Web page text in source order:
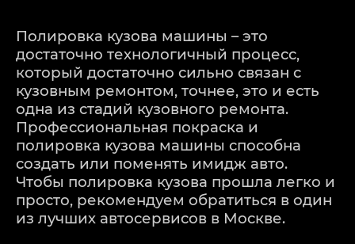
Полировка кузова машины – это
достаточно технологичный процесс,
который достаточно сильно связан с
кузовным ремонтом, точнее, это и есть
одна из стадий кузовного ремонта.
Профессиональная покраска и
полировка кузова машины способна
создать или поменять имидж авто.
Чтобы полировка кузова прошла легко и
просто, рекомендуем обратиться в один
из лучших автосервисов в Москве.